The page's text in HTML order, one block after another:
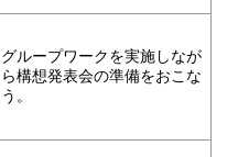
グループワークを実施しなが
ら構想発表会の準備をおこな
う。